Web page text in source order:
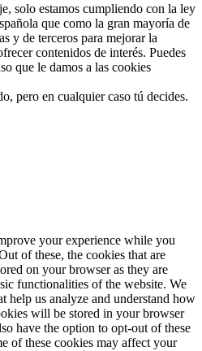
solo estamos cumpliendo con la ley
que como la gran mayoría de
y de terceros para mejorar la
contenidos de interés. Puedes
que le damos a las cookies
pero en cualquier caso tú decides.
your experience while you
of these, the cookies that are
on your browser as they are
functionalities of the website. We
help us analyze and understand how
will be stored in your browser
have the option to opt-out of these
of these cookies may affect your